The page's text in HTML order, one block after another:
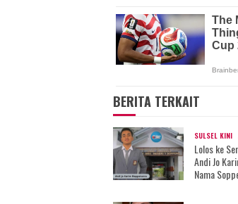
BERITA TERKAIT
SULSEL KINI
Lolos ke
Andi Jo
Nama